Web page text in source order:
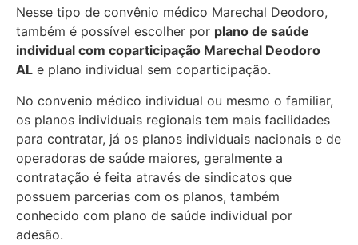
Nesse tipo de convênio médico Marechal Deodoro,
também é possível escolher por plano de saúde
individual com coparticipação Marechal Deodoro
AL e plano individual sem coparticipação.
No convenio médico individual ou mesmo o familiar,
os planos individuais regionais tem mais facilidades
para contratar, já os planos individuais nacionais e de
operadoras de saúde maiores, geralmente a
contratação é feita através de sindicatos que
possuem parcerias com os planos, também
conhecido com plano de saúde individual por
adesão.